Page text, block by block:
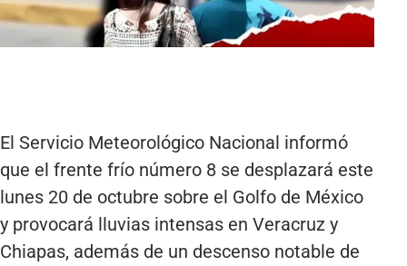
El Servicio Meteorológico Nacional informó
que el frente frío número 8 se desplazará este
lunes 20 de octubre sobre el Golfo de México
y provocará lluvias intensas en Veracruz y
Chiapas, además de un descenso notable de